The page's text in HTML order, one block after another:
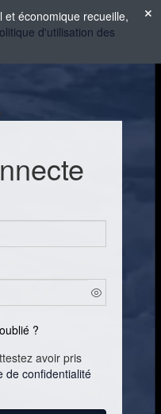
et économique recueille,
d'utilisation des
?
avoir pris
de confidentialité